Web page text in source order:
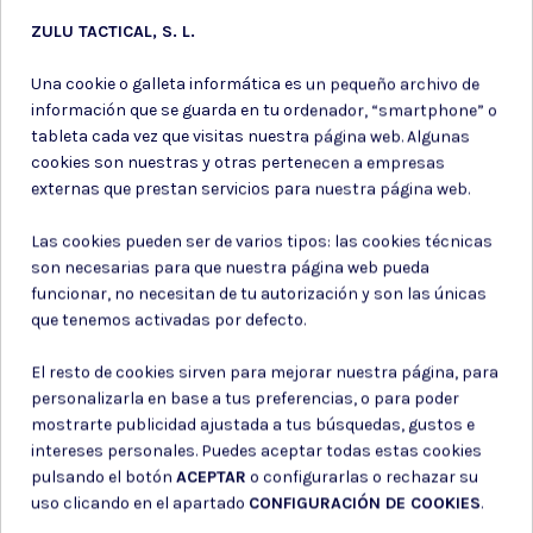
Cargadores mid-
cap
CARGADOR MP5 SECUTOR
VIRTUS 90RDS METAL
NEGRO
12,60 €
Suscríbete a nuestro boletín
ZULU TACTICAL, S. L.
Una cookie o galleta informática es un pequeño archivo de
información que se guarda en tu ordenador, “smartphone” o
tableta cada vez que visitas nuestra página web. Algunas
cookies son nuestras y otras pertenecen a empresas
externas que prestan servicios para nuestra página web.
Las cookies pueden ser de varios tipos: las cookies técnicas
son necesarias para que nuestra página web pueda
funcionar, no necesitan de tu autorización y son las únicas
que tenemos activadas por defecto.
El resto de cookies sirven para mejorar nuestra página, para
personalizarla en base a tus preferencias, o para poder
mostrarte publicidad ajustada a tus búsquedas, gustos e
intereses personales. Puedes aceptar todas estas cookies
pulsando el botón ACEPTAR o configurarlas o rechazar su
uso clicando en el apartado CONFIGURACIÓN DE COOKIES.